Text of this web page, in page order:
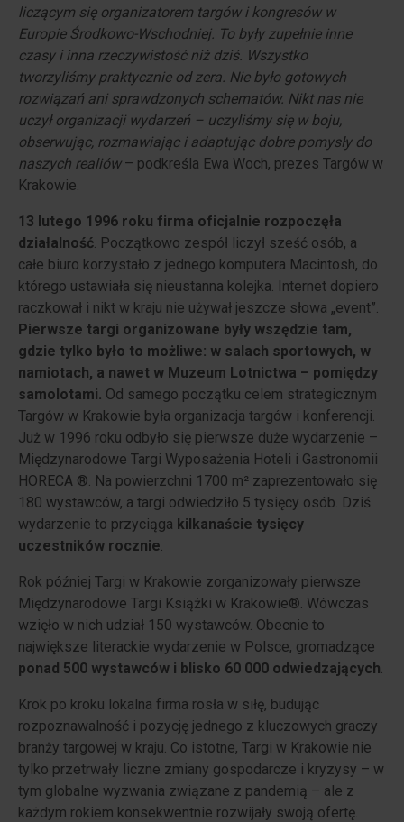
liczącym się organizatorem targów i kongresów w
Europie Środkowo-Wschodniej. To były zupełnie inne
czasy i inna rzeczywistość niż dziś. Wszystko
tworzyliśmy praktycznie od zera. Nie było gotowych
rozwiązań ani sprawdzonych schematów. Nikt nas nie
uczył organizacji wydarzeń – uczyliśmy się w boju,
obserwując, rozmawiając i adaptując dobre pomysły do
naszych realiów– podkreśla Ewa Woch, prezes Targów w
Krakowie.
13 lutego 1996 roku firma oficjalnie rozpoczęła
działalność. Początkowo zespół liczył sześć osób, a
całe biuro korzystało z jednego komputera Macintosh, do
którego ustawiała się nieustanna kolejka. Internet dopiero
raczkował i nikt w kraju nie używał jeszcze słowa „event”.
Pierwsze targi organizowane były wszędzie tam,
gdzie tylko było to możliwe: w salach sportowych, w
namiotach, a nawet w Muzeum Lotnictwa – pomiędzy
samolotami. Od samego początku celem strategicznym
Targów w Krakowie była organizacja targów i konferencji.
Już w 1996 roku odbyło się pierwsze duże wydarzenie –
Międzynarodowe Targi Wyposażenia Hoteli i Gastronomii
HORECA ®. Na powierzchni 1700 m² zaprezentowało się
180 wystawców, a targi odwiedziło 5 tysięcy osób. Dziś
wydarzenie to przyciąga kilkanaście tysięcy
uczestników rocznie.
Rok później Targi w Krakowie zorganizowały pierwsze
Międzynarodowe Targi Książki w Krakowie®. Wówczas
wzięło w nich udział 150 wystawców. Obecnie to
największe literackie wydarzenie w Polsce, gromadzące
ponad 500 wystawców i blisko 60 000 odwiedzających.
Krok po kroku lokalna firma rosła w siłę, budując
rozpoznawalność i pozycję jednego z kluczowych graczy
branży targowej w kraju. Co istotne, Targi w Krakowie nie
tylko przetrwały liczne zmiany gospodarcze i kryzysy – w
tym globalne wyzwania związane z pandemią – ale z
każdym rokiem konsekwentnie rozwijały swoją ofertę.